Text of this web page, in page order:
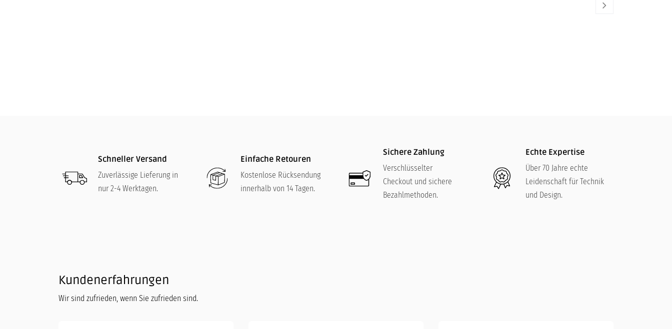
Schneller Versand
Zuverlässige Lieferung in
nur 2-4 Werktagen.
Einfache Retouren
Kostenlose Rücksendung
innerhalb von 14 Tagen.
Sichere Zahlung
Verschlüsselter
Checkout und sichere
Bezahlmethoden.
Echte Expertise
Über 70 Jahre echte
Leidenschaft für Technik
und Design.
Kundenerfahrungen
Wir sind zufrieden, wenn Sie zufrieden sind.